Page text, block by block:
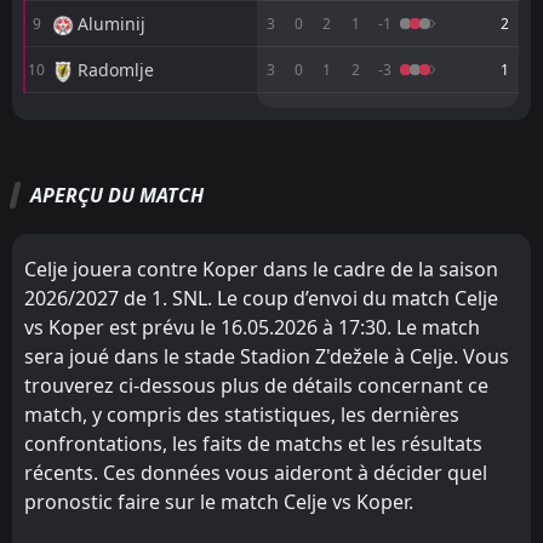
FT
18:15
16:00
17
Koper
15:30
11Jul
MTK Budapest
Koper
3
W
FT
09:00
05Jul
Koper
LNZ Cherkasy
1
2
L
FT
16:00
02Jul
Koper
Corvinul Hunedoara
1
0
16:00
Koper
9 Aluminij 3 0 2 1 -1 2
10 Radomlje 3 0 1 2 -3 1
4 Celje
7 Mura 1 0
8 Olimpija Ljubljana 2 1 0 1
9 Aluminij 2 0 2 0
3 Bravo 2 0 1
5 Koper 1 0 1 0
6 Brinje-Grosuplje 1 0
2 Nafta
6 Brinje-Grosuplje 3 1
1 Maribor 2 0 2 0
7 Mura 2 0 1 1
10 Radomlje 1 0 1
4 Celje 0 0 0 0
8 Olimpija Ljubljana 2 0
APERÇU DU MATCH
Celje jouera contre Koper dans le cadre de la saison
2026/2027 de 1. SNL. Le coup d’envoi du match Celje
vs Koper est prévu le 16.05.2026 à 17:30. Le match
sera joué dans le stade Stadion Z'dežele à Celje. Vous
trouverez ci-dessous plus de détails concernant ce
match, y compris des statistiques, les dernières
confrontations, les faits de matchs et les résultats
récents. Ces données vous aideront à décider quel
pronostic faire sur le match Celje vs Koper.